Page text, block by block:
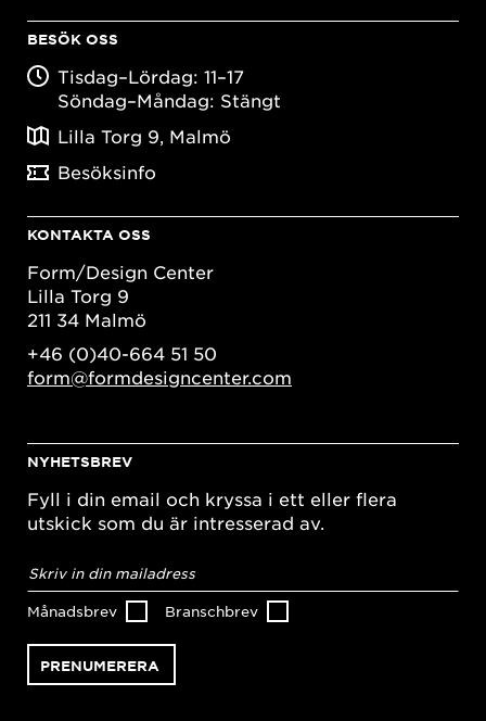
BESÖK OSS
Tisdag–Lördag: 11–17
Söndag–Måndag: Stängt
Lilla Torg 9, Malmö
Besöksinfo
KONTAKTA OSS
Form/Design Center
Lilla Torg 9
211 34 Malmö
+46 (0)40-664 51 50
form@formdesigncenter.com
NYHETSBREV
Fyll i din email och kryssa i ett eller flera
utskick som du är intresserad av.
postadress*
Månadsbrev Branschbrev